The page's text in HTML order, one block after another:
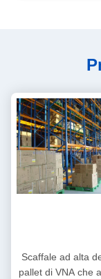
Scaffale ad alta
pallet di VNA che